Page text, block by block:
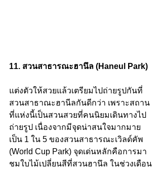
11. สวนสาธารณะฮานึล (Haneul Park)
แต่งตัวให้สวยแล้วเตรียมไปถ่ายรูปกันที่
สวนสาธาณะฮานีลกันดีกว่า เพราะสถาน
ที่แห่งนี้เป็นสวนสวยที่คนนิยมเดินทางไป
ถ่ายรูป เนื่องจากมีจุดน่าสนใจมากมาย
เป็น 1 ใน 5 ของสวนสาธารณะเวิลด์คัพ
(World Cup Park) จุดเด่นหลักคือการมา
ชมใบไม้เปลี่ยนสีที่สวนฮานึล ในช่วงเดือน